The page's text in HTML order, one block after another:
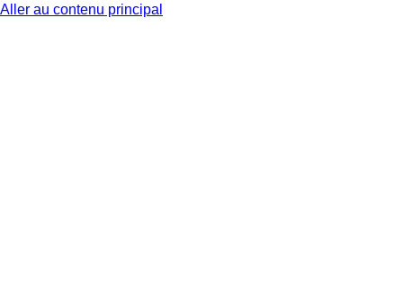
Aller au contenu principal